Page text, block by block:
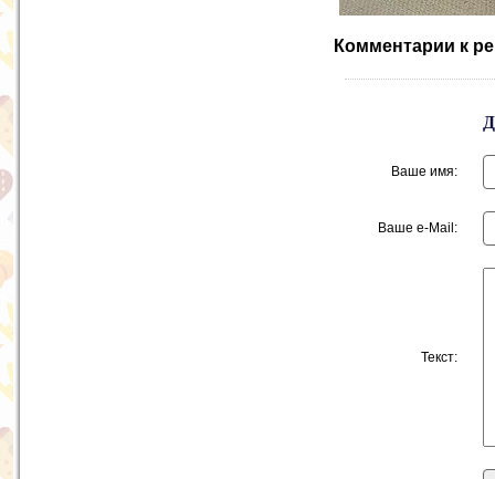
Комментарии к
Ваше имя:
Ваше e-Mail:
Текст: